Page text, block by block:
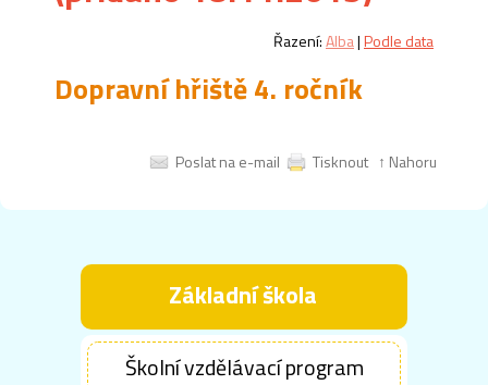
Řazení:Alba|Podle data
Dopravní hřiště 4. ročník
Poslat na e-mail Tisknout ↑ Nahoru
Základní škola
Školní vzdělávací program